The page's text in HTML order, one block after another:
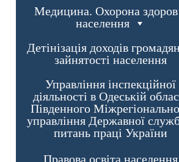
Медицина. Охорона
населення
Детінізація доходів
зайнятості населення
Управління інспекційної
діяльності в Одеській
Південного
управління Державної
питань праці України
Правова освіта населення